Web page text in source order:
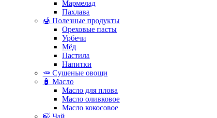
Мармелад
Пахлава
🍯 Полезные продукты
Ореховые пасты
Урбечи
Мёд
Пастила
Напитки
🥕 Сушеные овощи
🧴 Масло
Масло для плова
Масло оливковое
Масло кокосовое
🍃 Чай